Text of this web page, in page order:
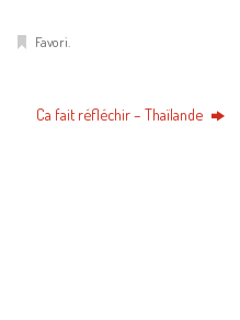
Favori.
Ca fait réfléchir – Thaïlande